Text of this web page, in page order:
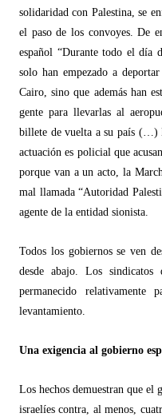
solidaridad con Palestina, se
el paso de los convoyes. De
español “Durante todo el día
solo han empezado a
Cairo, sino que además han
gente para llevarlas al
billete de vuelta a su país (…)
actuación es policial que
porque van a un acto, la
mal llamada“Autoridad
agente de la entidad sionista.
Todos los gobiernos se ven
desde abajo. Los
permanecido relativamente
levantamiento.
Una exigencia al gobierno
Los hechos demuestran que el
israelíes contra, al menos,